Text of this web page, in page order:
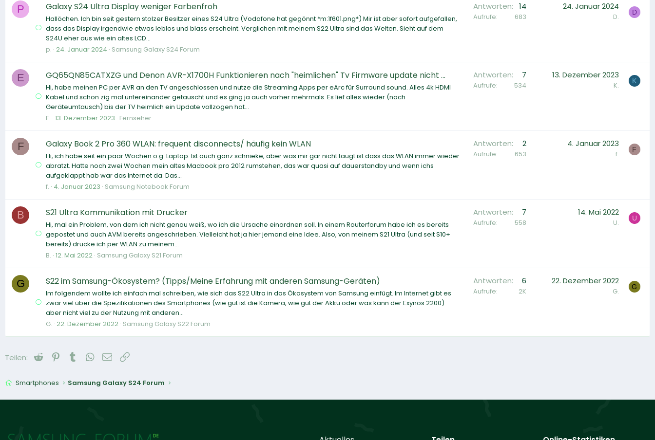
P Galaxy S24 Ultra Display weniger Farbenfroh
Hallöchen. Ich bin seit gestern stolzer Besitzer eines S24 Ultra (Vodafone hat gegönnt *m:1f601.png*) Mir ist aber sofort aufgefallen,
dass das Display irgendwie etwas leblos und blass erscheint. Verglichen mit meinem S22 Ultra sind das Welten. Sieht auf dem
S24U eher aus wie ein altes LCD...
p. 24. Januar 2024 Samsung Galaxy S24 Forum
Antworten 14
Aufrufe 683
24. Januar 2024
D. D
E GQ65QN85CATXZG und Denon AVR-X1700H Funktionieren nach "heimlichen" Tv Firmware update nicht ...
Hi, habe meinen PC per AVR an den TV angeschlossen und nutze die Streaming Apps per eArc für Surround sound. Alles 4k HDMI
Kabel und schon zig mal untereinander getauscht und es ging ja auch vorher mehrmals. Es lief alles wieder (nach
Geräteumtausch) bis der TV heimlich ein Update vollzogen hat...
E. 13. Dezember 2023 Fernseher
Antworten 7
Aufrufe 534
13. Dezember 2023
K. K
F Galaxy Book 2 Pro 360 WLAN: frequent disconnects/ häufig kein WLAN
Hi, ich habe seit ein paar Wochen o.g. Laptop. Ist auch ganz schnieke, aber was mir gar nicht taugt ist dass das WLAN immer wieder
abratzt. Hatte noch zwei Wochen mein altes Macbook pro 2012 rumstehen, das war quasi auf dauerstandby und wenn ichs
aufgeklappt hab war das Internet da. Das...
f. 4. Januar 2023 Samsung Notebook Forum
Antworten 2
Aufrufe 653
4. Januar 2023
f. F
B S21 Ultra Kommunikation mit Drucker
Hi, mal ein Problem, von dem ich nicht genau weiß, wo ich die Ursache einordnen soll. In einem Routerforum habe ich es bereits
gepostet und auch AVM bereits angeschrieben. Vielleicht hat ja hier jemand eine Idee. Also, von meinem S21 Ultra (und seit S10+
bereits) drucke ich per WLAN zu meinem...
B. 12. Mai 2022 Samsung Galaxy S21 Forum
Antworten 7
Aufrufe 558
14. Mai 2022
U. U
G S22 im Samsung-Ökosystem? (Tipps/Meine Erfahrung mit anderen Samsung-Geräten)
Im folgendem wollte ich einfach mal schreiben, wie sich das S22 Ultra in das Ökosystem von Samsung einfügt. Im Internet gibt es
zwar viel über die Spezifikationen des Smartphones (wie gut ist die Kamera, wie gut der Akku oder was kann der Exynos 2200)
aber nicht viel zu der Nutzung mit anderen...
G. 22. Dezember 2022 Samsung Galaxy S22 Forum
Antworten 6
Aufrufe 2K
22. Dezember 2022
G. G
Teilen: Reddit PinterestTumblrWhatsApp
E-Mail
Smartphones Samsung Galaxy S24 Forum